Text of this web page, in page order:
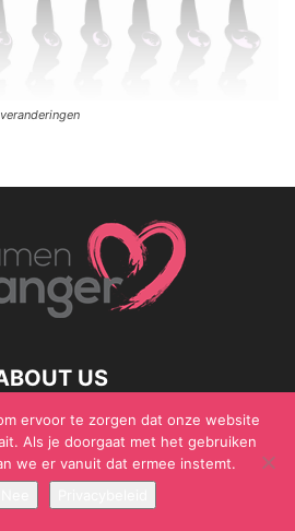
US
- Gericht Media 2017 - 2021
ervoor te zorgen dat onze website
Als je doorgaat met het gebruiken
we er vanuit dat ermee instemt.